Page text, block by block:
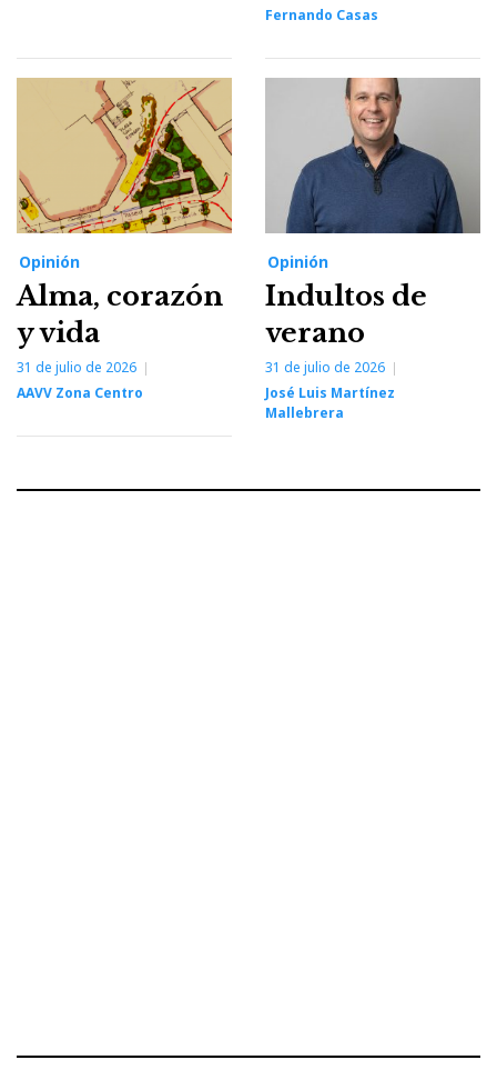
Fernando Casas
Opinión
Alma, corazón
y vida
31 de julio de 2026
AAVV Zona Centro
Opinión
Indultos de
verano
31 de julio de 2026
José Luis Martínez
Mallebrera